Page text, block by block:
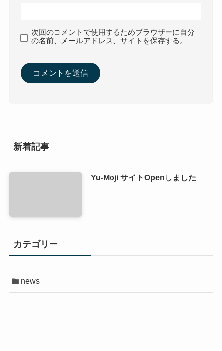
次回のコメントで使用するためブラウザーに自分
の名前、メールアドレス、サイトを保存する。
新着記事
Yu-Moji サイトOpenしました
カテゴリー
news